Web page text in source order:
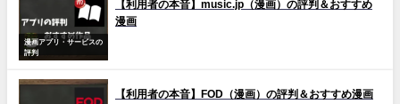
漫画アプリ・サービスの
評判
【利用者の本音】music.jp（漫画）の評判＆おすすめ
漫画
【利用者の本音】FOD（漫画）の評判＆おすすめ漫画